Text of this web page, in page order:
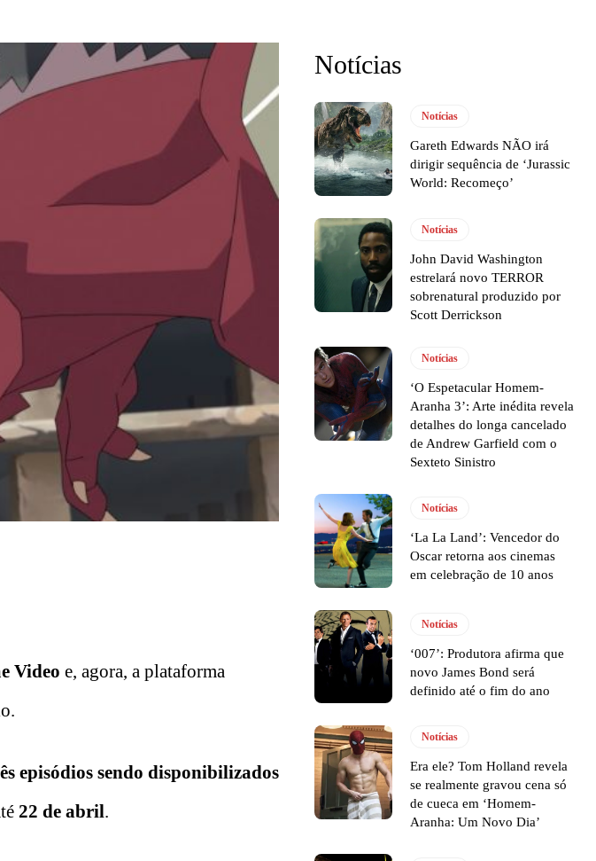
Video e, agora, a plataforma
episódios sendo disponibilizados
22 de abril.
Notícias
Notícias
Gareth Edwards NÃO irá
dirigir sequência de ‘Jurassic
World: Recomeço’
Notícias
John David Washington
estrelará novo TERROR
sobrenatural produzido por
Scott Derrickson
Notícias
‘O Espetacular Homem-
Aranha 3’: Arte inédita revela
detalhes do longa cancelado
de Andrew Garfield com o
Sexteto Sinistro
Notícias
‘La La Land’: Vencedor do
Oscar retorna aos cinemas
em celebração de 10 anos
Notícias
‘007’: Produtora afirma que
novo James Bond será
definido até o fim do ano
Notícias
Era ele? Tom Holland revela
se realmente gravou cena só
de cueca em ‘Homem-
Aranha: Um Novo Dia’